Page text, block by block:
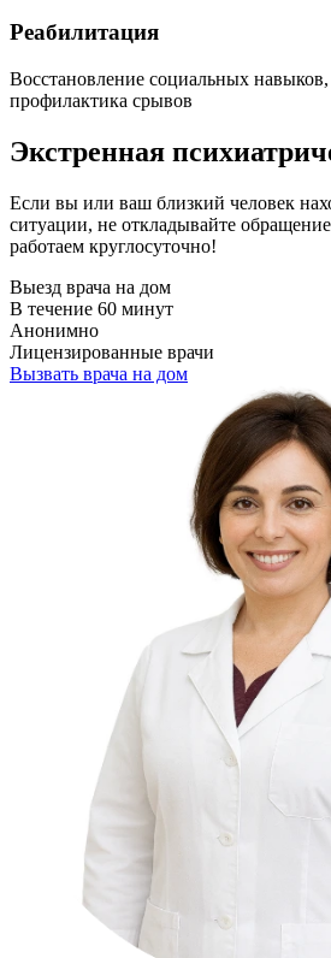
Реабилитация
Восстановление социальных навыков,
профилактика срывов
Экстренная
Если вы или ваш близкий человек
ситуации, не откладывайте
работаем круглосуточно!
Выезд врача на дом
В течение 60 минут
Анонимно
Лицензированные врачи
Вызвать врача на дом